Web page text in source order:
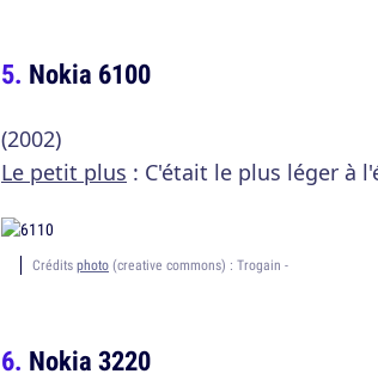
Nokia 6100
(2002)
Le petit plus : C'était le plus léger à
Crédits photo (creative commons) : Trogain -
Nokia 3220